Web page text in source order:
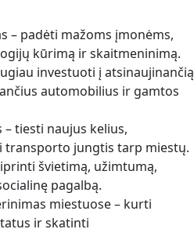
– padėti mažoms įmonėms,
kūrimą ir skaitmeninimą.
investuoti į atsinaujinančią
automobilius ir gamtos
– tiesti naujus kelius,
transporto jungtis tarp miestų.
švietimą, užimtumą,
pagalbą.
miestuose – kurti
ir skatinti